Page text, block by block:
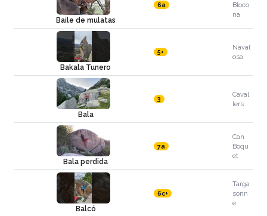
Baile de mulatas
6a
Bloco
na
Bakala Tunero
5+
Naval
osa
Bala
3
Caval
lers
Bala perdida
7a
Can
Boqu
et
Balcó
6c+
Targa
sonn
e